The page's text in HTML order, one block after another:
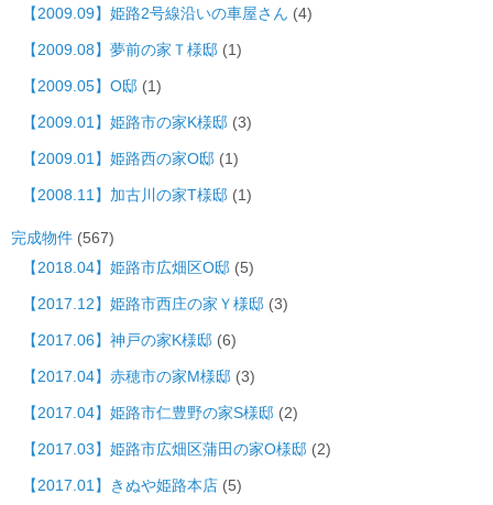
【2009.09】姫路2号線沿いの車屋さん (4)
【2009.08】夢前の家Ｔ様邸 (1)
【2009.05】O邸 (1)
【2009.01】姫路市の家K様邸 (3)
【2009.01】姫路西の家O邸 (1)
【2008.11】加古川の家T様邸 (1)
完成物件 (567)
【2018.04】姫路市広畑区O邸 (5)
【2017.12】姫路市西庄の家Ｙ様邸 (3)
【2017.06】神戸の家K様邸 (6)
【2017.04】赤穂市の家M様邸 (3)
【2017.04】姫路市仁豊野の家S様邸 (2)
【2017.03】姫路市広畑区蒲田の家O様邸 (2)
【2017.01】きぬや姫路本店 (5)